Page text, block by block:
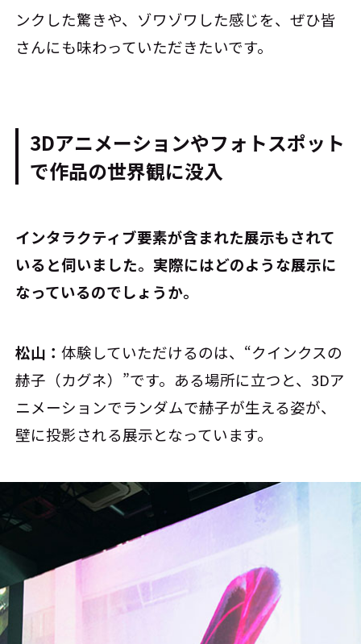
ンクした驚きや、ゾワゾワした感じを、ぜひ皆
さんにも味わっていただきたいです。
3Dアニメーションやフォトスポット
で作品の世界観に没入
――インタラクティブ要素が含まれた展示もされて
いると伺いました。実際にはどのような展示に
なっているのでしょうか。
松山：体験していただけるのは、“クインクスの
赫子（カグネ）”です。ある場所に立つと、3Dア
ニメーションでランダムで赫子が生える姿が、
壁に投影される展示となっています。